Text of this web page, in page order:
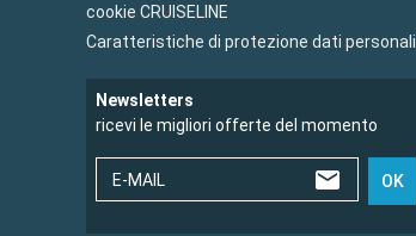
cookie CRUISELINE
Caratteristiche di protezione dati personali
Newsletters
ricevi le migliori offerte del momento
E-MAIL OK